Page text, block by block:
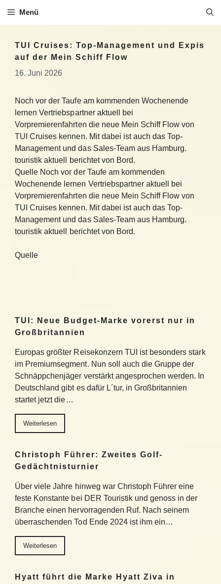
Inhalt
Menü
TUI Cruises: Top-Management und Expis
auf der Mein Schiff Flow
16. Juni 2026
Noch vor der Taufe am kommenden Wochenende
lernen Vertriebspartner aktuell bei
Vorpremierenfahrten die neue Mein Schiff Flow von
TUI Cruises kennen. Mit dabei ist auch das Top-
Management und das Sales-Team aus Hamburg.
touristik aktuell berichtet von Bord.
Quelle Noch vor der Taufe am kommenden
Wochenende lernen Vertriebspartner aktuell bei
Vorpremierenfahrten die neue Mein Schiff Flow von
TUI Cruises kennen. Mit dabei ist auch das Top-
Management und das Sales-Team aus Hamburg.
touristik aktuell berichtet von Bord.
Quelle
TUI: Neue Budget-Marke vorerst nur in
Großbritannien
Europas größter Reisekonzern TUI ist besonders stark
im Premiumsegment. Nun soll auch die Gruppe der
Schnäppchenjäger verstärkt angesprochen werden. In
Deutschland gibt es dafür L´tur, in Großbritannien
startet jetzt die…
Weiterlesen
Christoph Führer: Zweites Golf-
Gedächtnisturnier
Über viele Jahre hinweg war Christoph Führer eine
feste Konstante bei DER Touristik und genoss in der
Branche einen hervorragenden Ruf. Nach seinem
überraschenden Tod Ende 2024 ist ihm ein…
Weiterlesen
Hyatt führt die Marke Hyatt Ziva in